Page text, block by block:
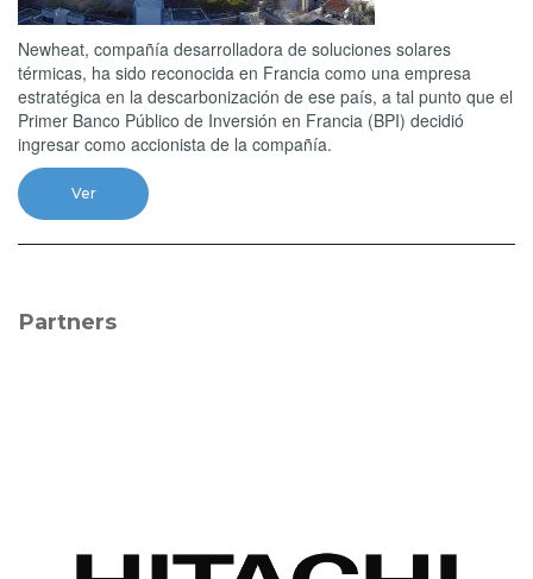
Newheat, compañía desarrolladora de soluciones solares
térmicas, ha sido reconocida en Francia como una empresa
estratégica en la descarbonización de ese país, a tal punto que el
Primer Banco Público de Inversión en Francia (BPI) decidió
ingresar como accionista de la compañía.
Ver
Partners